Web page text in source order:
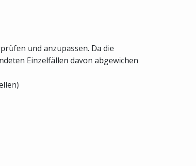
und anzupassen. Da die
Einzelfällen davon abgewichen